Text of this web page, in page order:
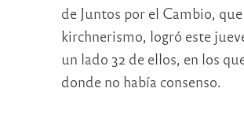
de Juntos por el Cambio,
kirchnerismo, logró este
un lado 32 de ellos, en los
donde no había consenso.